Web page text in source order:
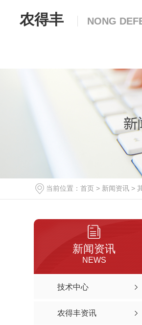
农得丰 NONG
辣椒
辣椒种
当前位置： 首页 > 新闻资讯 >
新闻资讯
NEWS
技术中心
农得丰资讯